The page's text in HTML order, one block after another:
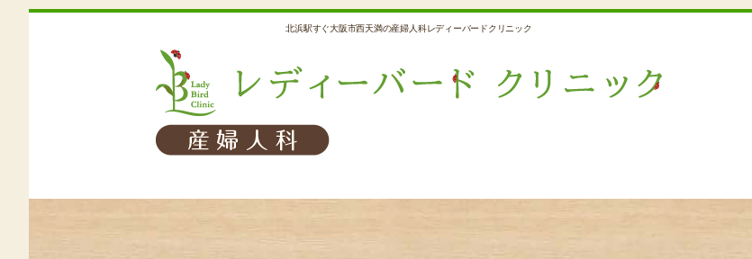
北浜駅すぐ大阪市西天満の産婦人科レディーバードクリニック